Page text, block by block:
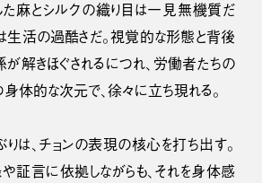
た麻とシルクの織り目は一見無機質だ
生活の過酷さだ。視覚的な形態と背後
解きほぐされるにつれ、労働者たちの
体的な次元で、徐々に立ち現れる。
は、チョンの表現の核心を打ち出す。
証言に依拠しながらも、それを身体感